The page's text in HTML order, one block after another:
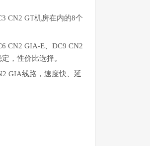
CN2 GT机房在内的8个
CN2 GIA-E、DC9 CN2
，性价比选择。
GIA线路，速度快、延